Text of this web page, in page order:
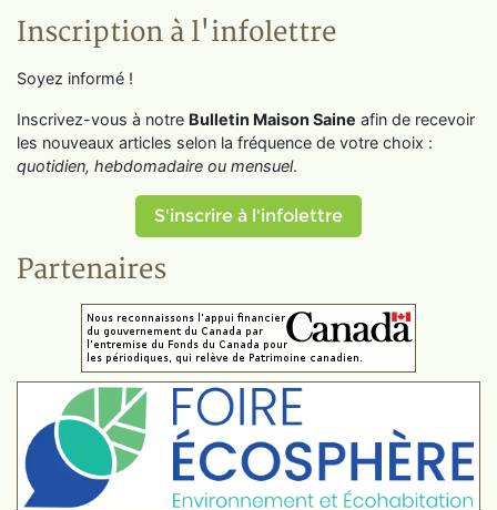
Inscription à l'infolettre
Soyez informé !
Inscrivez-vous à notre Bulletin Maison Saine afin de recevoir
les nouveaux articles selon la fréquence de votre choix :
quotidien, hebdomadaire ou mensuel.
S'inscrire à l'infolettre
Partenaires